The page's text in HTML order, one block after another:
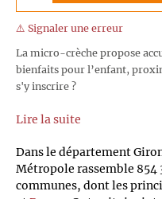
⚠️ Signaler une erreur
La micro-crèche propose
bienfaits pour l’enfant,
s'y inscrire ?
Lire la suite
Dans le département
Métropole rassemble 854
communes, dont les